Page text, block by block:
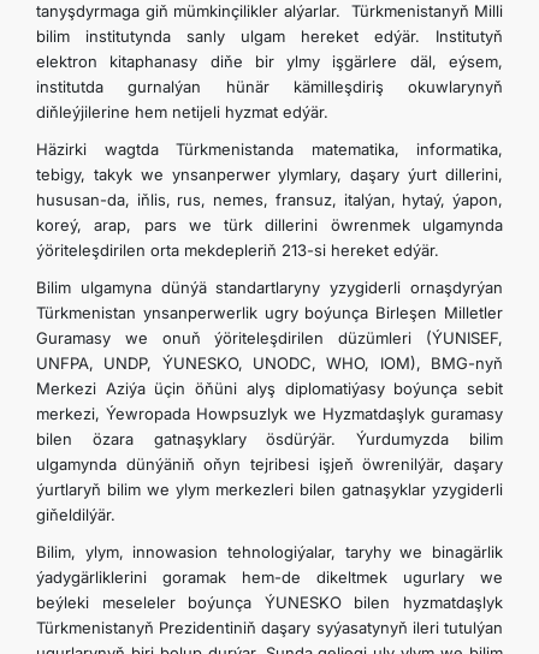
tanyşdyrmaga giň mümkinçilikler alýarlar. Türkmenistanyň Milli
bilim institutynda sanly ulgam hereket edýär. Institutyň
elektron kitaphanasy diňe bir ylmy işgärlere däl, eýsem,
institutda gurnalýan hünär kämilleşdiriş okuwlarynyň
diňleýjilerine hem netijeli hyzmat edýär.
Häzirki wagtda Türkmenistanda matematika, informatika,
tebigy, takyk we ynsanperwer ylymlary, daşary ýurt dillerini,
hususan-da, iňlis, rus, nemes, fransuz, italýan, hytaý, ýapon,
koreý, arap, pars we türk dillerini öwrenmek ulgamynda
ýöriteleşdirilen orta mekdepleriň 213-si hereket edýär.
Bilim ulgamyna dünýä standartlaryny yzygiderli ornaşdyrýan
Türkmenistan ynsanperwerlik ugry boýunça Birleşen Milletler
Guramasy we onuň ýöriteleşdirilen düzümleri (ÝUNISEF,
UNFPA, UNDP, ÝUNESKO, UNODC, WHO, IOM), BMG-nyň
Merkezi Aziýa üçin öňüni alyş diplomatiýasy boýunça sebit
merkezi, Ýewropada Howpsuzlyk we Hyzmatdaşlyk guramasy
bilen özara gatnaşyklary ösdürýär. Ýurdumyzda bilim
ulgamynda dünýäniň oňyn tejribesi işjeň öwrenilýär, daşary
ýurtlaryň bilim we ylym merkezleri bilen gatnaşyklar yzygiderli
giňeldilýär.
Bilim, ylym, innowasion tehnologiýalar, taryhy we binagärlik
ýadygärliklerini goramak hem-de dikeltmek ugurlary we
beýleki meseleler boýunça ÝUNESKO bilen hyzmatdaşlyk
Türkmenistanyň Prezidentiniň daşary syýasatynyň ileri tutulýan